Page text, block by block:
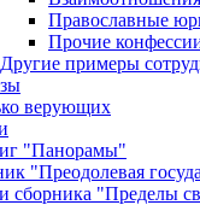
Православные
Прочие
Другие примеры
верующих
"Панорамы"
"Преодолевая
сборника "Пределы